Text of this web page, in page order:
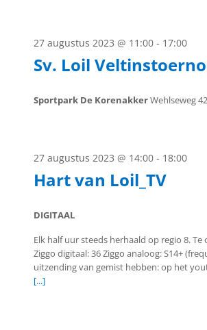
27 augustus 2023 @ 11:00 - 17:00
Sv. Loil
Sportpark De KorenakkerWehlseweg
27 augustus 2023 @ 14:00 - 18:00
Hart van Loil_TV
DIGITAAL
Elk half uur steeds herhaald op regio 8. Te
Ziggo digitaal: 36 Ziggo analoog: S14+
uitzending van gemist hebben: op het
[...]